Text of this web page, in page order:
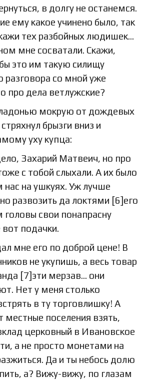
в долгу не останемся.
ему какое учинено было, так
тех разбойных людишек…
мне сосватали. Скажи,
это им такую силищу
разговора со мной уже
про дела ветлужские?
мокрую от дождевых
брызги вниз и
уху купца:
Захарий Матвеич, но про
с тобой слыхали. А их было
на ушкуях. Уж лучше
развозить да локтями [6]его
головы свои понапрасну
вот подачки.
мне его по доброй цене! В
не укупишь, а весь товар
[7]эти мерзав… они
Нет у меня столько
в ту торговлишку! А
местные поселения взять,
церковный в Ивановское
а не просто монетами на
Да и ты небось долю
а? Вижу-вижу, по глазам